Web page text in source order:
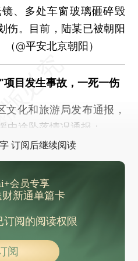
、多处车窗玻璃砸碎毁
伤。目前，陆某已被朝阳
@平安北京朝阳）
项目发生事故，一死一伤
化和旅游局发布通报，
中途坠落情况通报：
订阅后继续阅读
会员专享
新通单篇卡
阅的阅读权限
阅